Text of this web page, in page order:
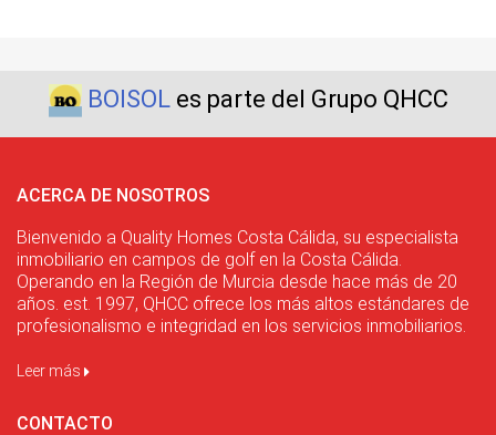
BOISOLes parte del Grupo QHCC
ACERCA DE NOSOTROS
Bienvenido a Quality Homes Costa Cálida, su especialista
inmobiliario en campos de golf en la Costa Cálida.
Operando en la Región de Murcia desde hace más de 20
años. est. 1997, QHCC ofrece los más altos estándares de
profesionalismo e integridad en los servicios inmobiliarios.
Leer más
CONTACTO